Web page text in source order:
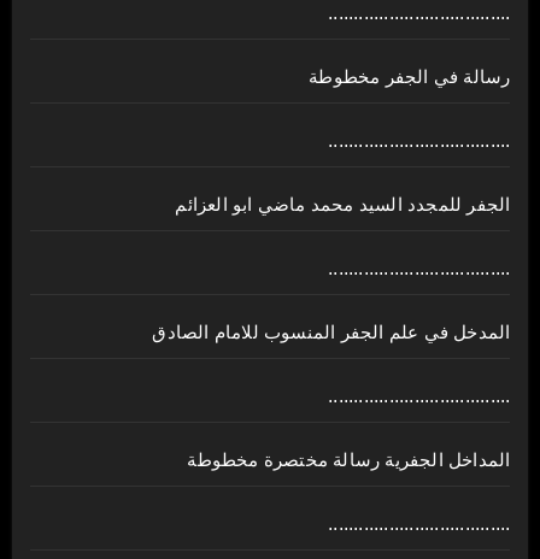
....................................
رسالة في الجفر مخطوطة
....................................
الجفر للمجدد السيد محمد ماضي ابو العزائم
....................................
المدخل في علم الجفر المنسوب للامام الصادق
....................................
المداخل الجفرية رسالة مختصرة مخطوطة
....................................